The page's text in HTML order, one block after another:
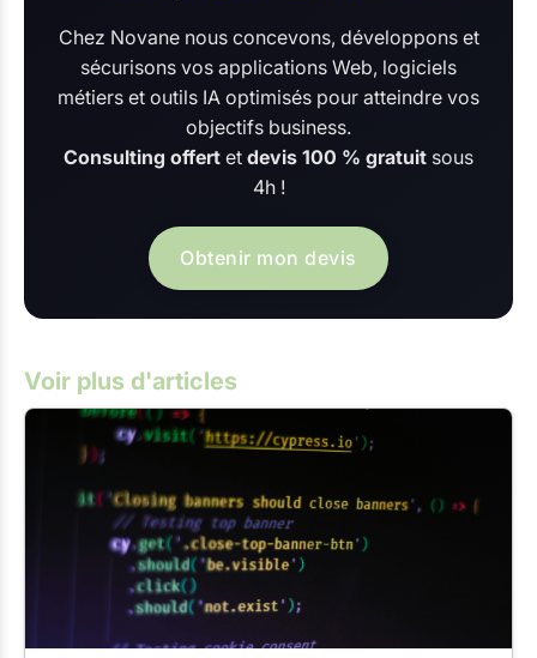
Chez Novane nous concevons, développons et
sécurisons vos applications Web, logiciels
métiers et outils IA optimisés pour atteindre vos
objectifs business.
Consulting offert et devis 100 % gratuit sous
4h !
Obtenir mon devis
Voir plus d'articles